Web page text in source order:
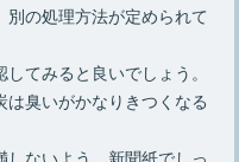
別の処理方法が定められて
てみると良いでしょう。
臭いがかなりきつくなる
ないよう、新聞紙でしっ